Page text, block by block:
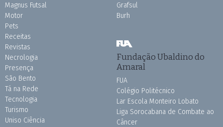
Magnus Futsal
Motor
Pets
Receitas
Revistas
Necrologia
Presença
São Bento
Tá na Rede
Tecnologia
Turismo
Uniso Ciência
Grafsul
Burh
Fundação Ubaldino do
Amaral
FUA
Colégio Politécnico
Lar Escola Monteiro Lobato
Liga Sorocabana de Combate ao
Câncer